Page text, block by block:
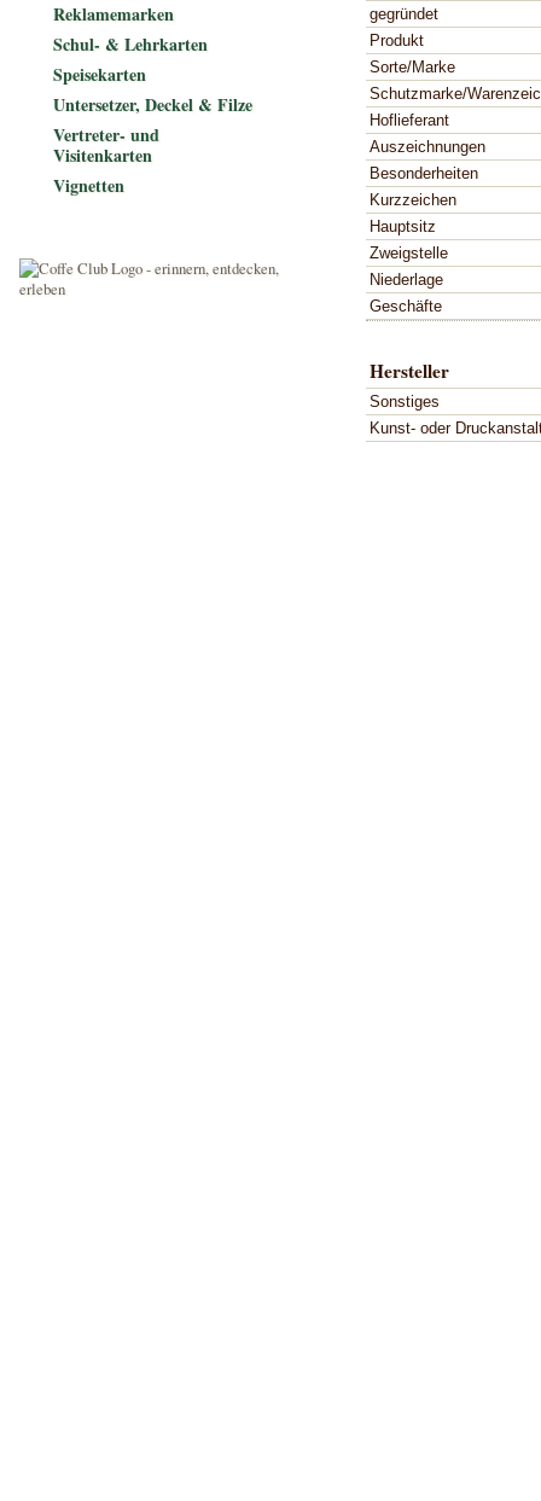
gegründet
Produkt
Sorte/Marke
Schutzmarke/
Hoflieferant
Auszeichnungen
Besonderheiten
Kurzzeichen
Hauptsitz
Zweigstelle
Niederlage
Geschäfte
Hersteller
Sonstiges
Kunst- oder
Reklamemarken
Schul- & Lehrkarten
Speisekarten
Untersetzer, Deckel & Filze
Vertreter- und
Visitenkarten
Vignetten